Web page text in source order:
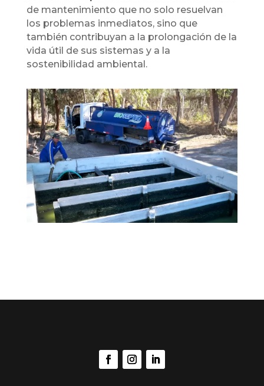
de mantenimiento que no solo resuelvan
los problemas inmediatos, sino que
también contribuyan a la prolongación de la
vida útil de sus sistemas y a la
sostenibilidad ambiental.